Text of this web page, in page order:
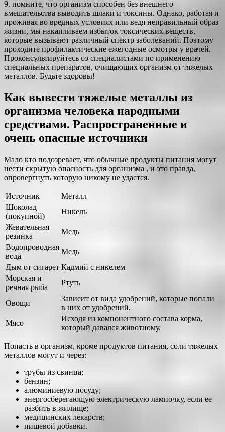
9. помните, что организм способен без внешнего
вмешательства выводить шлаки и токсины. Однако, работая и
проживая во вредных условиях или ведя неправильный образ
жизни, мы накапливаем избыток токсических веществ,
которые вызывают различный спектр заболеваний. Поэтому
проходите профилактические ежегодные осмотры у врачей.
Проконсультируйтесь со специалистами по применению
специальных препаратов, очищающих организм от тяжелых
металлов. Будьте здоровы!
Как вывести тяжелые металлы из
организма человека народными
средствами. Распространенные и
очень опасные источники
Мало кто подозревает, что обычные продукты питания могут
нести скрытую опасность для организма , и это правда,
опровергнуть которую никому не удастся.
Источник
Металл
Шоколад
(покупной)
Никель
Жевательная
резинка
Медь
Водопроводная
вода
Медь
Дым от сигарет Кадмий с никелем
Морская и
речная рыба
Ртуть
Овощи
Зависит от вида удобрений, которые попали
в них от удобрений.
Мясо
Исходя из компонентного состава корма,
который давался животному.
Попасть в организм, кроме продуктов питания, соли тяжелых
металлов могут и через:
трубы из свинца;
бензин;
алюминиевую посуду;
энергосберегающую электрическую лампочку, если ее
разбить в жилище;
медицинских лекарств;
пищевой добавки.